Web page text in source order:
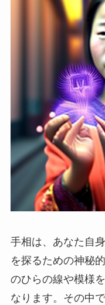
手相は、あなた自
を探るための神秘
のひらの線や模様
なります。その中